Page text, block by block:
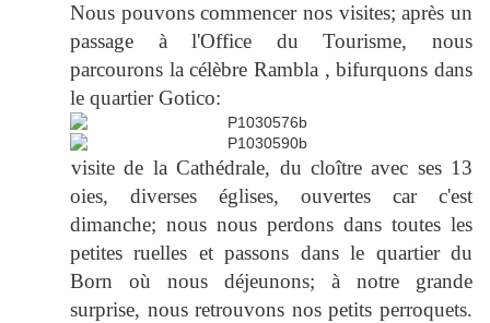
Nous pouvons commencer nos visites; après un
passage à l'Office du Tourisme, nous
parcourons la célèbre Rambla , bifurquons dans
le quartier Gotico:
visite de la Cathédrale, du cloître avec ses 13
oies, diverses églises, ouvertes car c'est
dimanche; nous nous perdons dans toutes les
petites ruelles et passons dans le quartier du
Born où nous déjeunons; à notre grande
surprise, nous retrouvons nos petits perroquets.